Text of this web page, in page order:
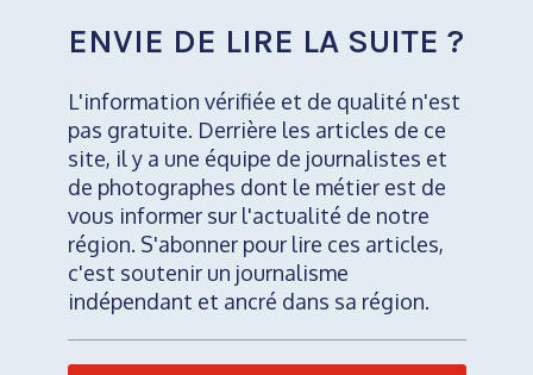
ENVIE DE LIRE LA SUITE ?
L'information vérifiée et de qualité n'est
pas gratuite. Derrière les articles de ce
site, il y a une équipe de journalistes et
de photographes dont le métier est de
vous informer sur l'actualité de notre
région. S'abonner pour lire ces articles,
c'est soutenir un journalisme
indépendant et ancré dans sa région.